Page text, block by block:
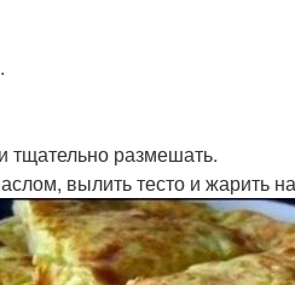
тщательно размешать.
вылить тесто и жарить